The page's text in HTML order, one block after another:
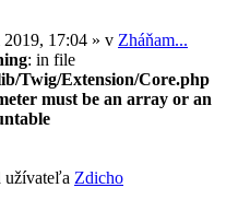
2019, 17:04 » v Zháňam...
: in file
Twig/Extension/Core.php
must be an array or an
užívateľa Zdicho